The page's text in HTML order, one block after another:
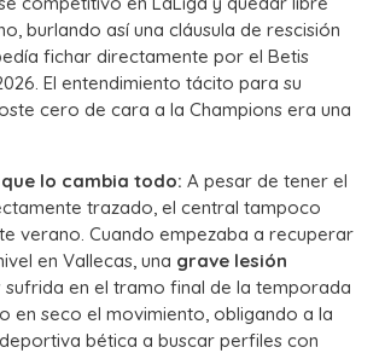
burlando así una cláusula de rescisión
fichar directamente por el Betis
El entendimiento tácito para su
cero de cara a la Champions era una
lo cambia todo: A pesar de tener el
trazado, el central tampoco
verano. Cuando empezaba a recuperar
en Vallecas, una grave lesión
sufrida en el tramo final de la temporada
en seco el movimiento, obligando a la
bética a buscar perfiles con